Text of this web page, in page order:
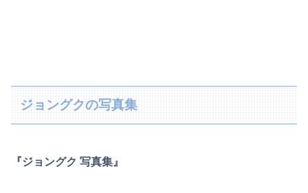
ジョングクの写真集
『ジョングク 写真集』